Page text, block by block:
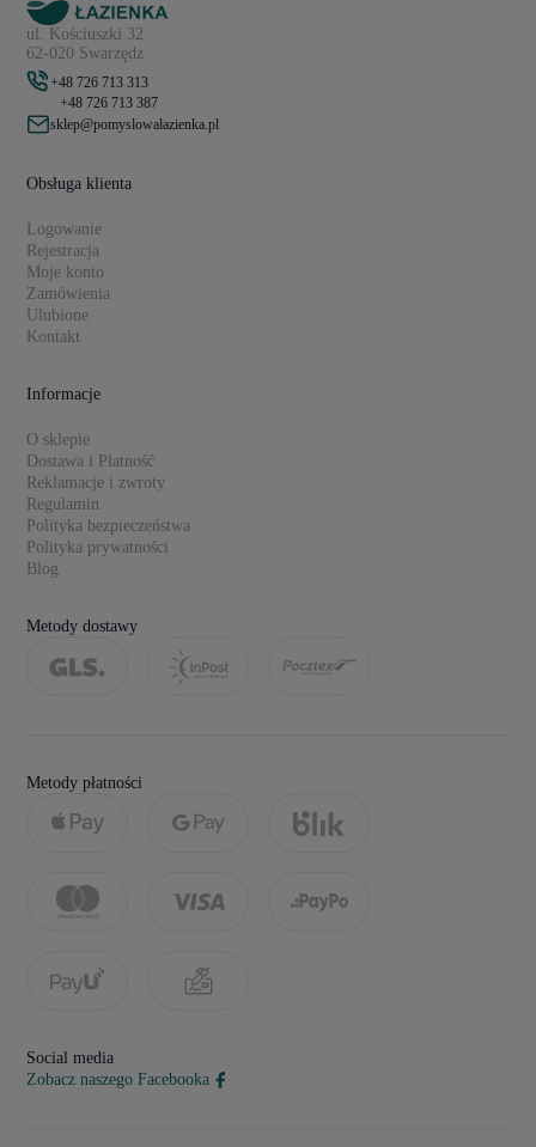
ul. Kościuszki 32
62-020 Swarzędz
+48 726 713 313
+48 726 713 387
sklep@pomyslowalazienka.pl
Obsługa klienta
Logowanie
Rejestracja
Moje konto
Zamówienia
Ulubione
Kontakt
Informacje
O sklepie
Dostawa i Płatność
Reklamacje i zwroty
Regulamin
Polityka bezpieczeństwa
Polityka prywatności
Blog
Metody dostawy
Metody płatności
Social media
Zobacz naszego Facebooka